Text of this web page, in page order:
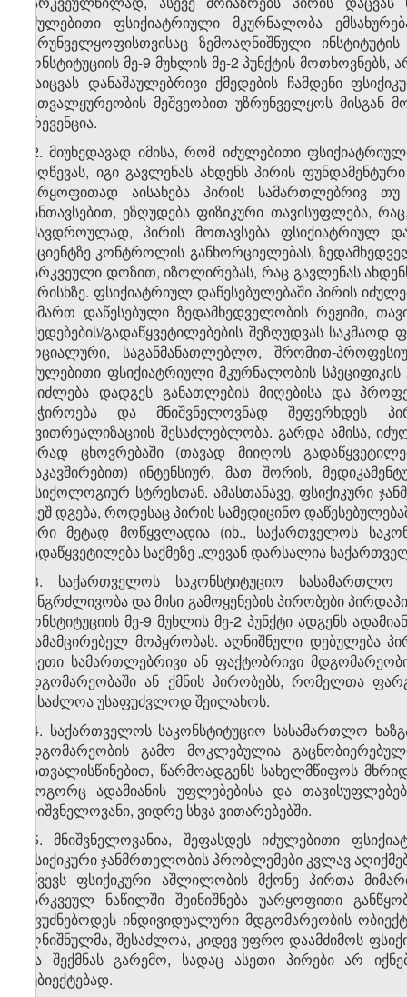
იძულებითი ფსიქიატრიული მკურნალობა
უზრუნველყოფისთვისაც ზემოაღნიშნული
კონსტიტუციის მე-9 მუხლის მე-2 პუნქტის მოთხოვნებს,
დაიცვას დანაშაულებრივი ქმედების ჩამდენი
მეთვალყურეობის მეშვეობით უზრუნველყოს მისგან
პრევენცია.
22. მიუხედავად იმისა, რომ იძულებითი
მიღწევას, იგი გავლენას ახდენს პირის
უარყოფითად აისახება პირის სამართლებრივ
განთავსებით, ეზღუდება ფიზიკური თავისუფლება,
იმავდროულად, პირის მოთავსება ფსიქიატრიულ
პაციენტზე კონტროლის განხორციელებას,
გარკვეული დოზით, იზოლირებას, რაც გავლენას
ხარისხზე. ფსიქიატრიულ დაწესებულებაში პირის
მიმართ დაწესებული ზედამხედველობის რეჟიმი,
ქმედებების/გადაწყვეტილებების შეზღუდვას
სოციალური, საგანმანათლებლო, შრომით-
იძულებითი ფსიქიატრიული მკურნალობის
შეიძლება დადგეს განათლების მიღებისა და
საჭიროება და მნიშვნელოვნად შეფერხდეს
თვითრეალიზაციის შესაძლებლობა. გარდა ამისა,
პირად ცხოვრებაში (თავად მიიღოს
დაკავშირებით) ინტენსიურ, მათ შორის,
ფსიქოლოგიურ სტრესთან. ამასთანავე, ფსიქიკური
ქვეშ დგება, როდესაც პირის სამედიცინო
პირი მეტად მოწყვლადია (იხ., საქართველოს
გადაწყვეტილება საქმეზე „ლევან დარსალია
23. საქართველოს საკონსტიტუციო
ხანგრძლივობა და მისი გამოყენების პირობები
კონსტიტუციის მე-9 მუხლის მე-2 პუნქტი ადგენს
დამამცირებელ მოპყრობას. აღნიშნული დებულება
ისეთი სამართლებრივი ან ფაქტობრივი
მდგომარეობაში ან ქმნის პირობებს, რომელთა
შესაძლოა უსაფუძვლოდ შეილახოს.
24. საქართველოს საკონსტიტუციო სასამართლო
მდგომარეობის გამო მოკლებულია
გათვალისწინებით, წარმოადგენს სახელმწიფოს
როგორც ადამიანის უფლებებისა და
მნიშვნელოვანი, ვიდრე სხვა ვითარებებში.
25. მნიშვნელოვანია, შეფასდეს იძულებითი
ფსიქიკური ჯანმრთელობის პრობლემები კვლავ
იწვევს ფსიქიკური აშლილობის მქონე პირთა
გარკვეულ ნაწილში შეინიშნება უარყოფითი
ეფუძნებოდეს ინდივიდუალური მდგომარეობის
აღნიშნულმა, შესაძლოა, კიდევ უფრო დაამძიმოს
და შექმნას გარემო, სადაც ასეთი პირები არ
სუბიექტებად.